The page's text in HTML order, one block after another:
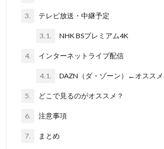
3. テレビ放送・中継予定
3.1. NHK BSプレミアム4K
4. インターネットライブ配信
4.1. DAZN（ダ・ゾーン）←オススメ
5. どこで見るのがオススメ？
6. 注意事項
7. まとめ